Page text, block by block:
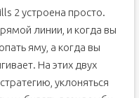
2 устроена просто.
линии, и когда вы
яму, а когда вы
На этих двух
уклоняться